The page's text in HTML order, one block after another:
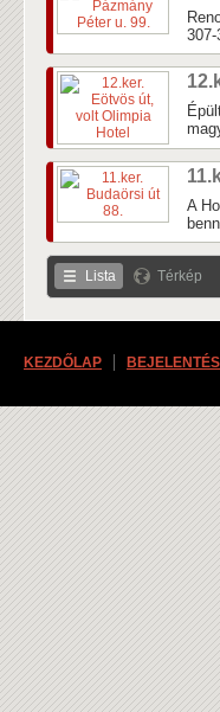
307-
A
Lista Térkép
KEZDŐLAP